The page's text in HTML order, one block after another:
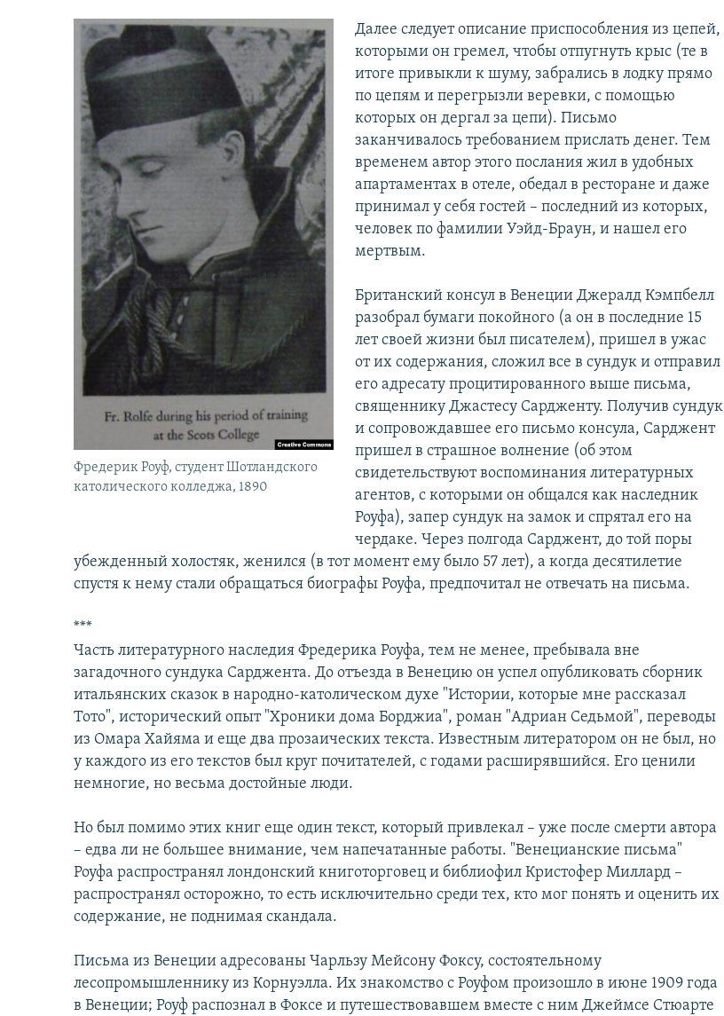
Фредерик Роуф, студент Шотландского
католического колледжа, 1890
Далее следует описание приспособления из цепей,
которыми он гремел, чтобы отпугнуть крыс (те в
итоге привыкли к шуму, забрались в лодку прямо
по цепям и перегрызли веревки, с помощью
которых он дергал за цепи). Письмо
заканчивалось требованием прислать денег. Тем
временем автор этого послания жил в удобных
апартаментах в отеле, обедал в ресторане и даже
принимал у себя гостей – последний из которых,
человек по фамилии Уэйд-Браун, и нашел его
мертвым.
Британский консул в Венеции Джералд Кэмпбелл
разобрал бумаги покойного (а он в последние 15
лет своей жизни был писателем), пришел в ужас
от их содержания, сложил все в сундук и отправил
его адресату процитированного выше письма,
священнику Джастесу Сардженту. Получив сундук
и сопровождавшее его письмо консула, Сарджент
пришел в страшное волнение (об этом
свидетельствуют воспоминания литературных
агентов, с которыми он общался как наследник
Роуфа), запер сундук на замок и спрятал его на
чердаке. Через полгода Сарджент, до той поры
убежденный холостяк, женился (в тот момент ему было 57 лет), а когда десятилетие
спустя к нему стали обращаться биографы Роуфа, предпочитал не отвечать на письма.
***
Часть литературного наследия Фредерика Роуфа, тем не менее, пребывала вне
загадочного сундука Сарджента. До отъезда в Венецию он успел опубликовать сборник
итальянских сказок в народно-католическом духе "Истории, которые мне рассказал
Тото", исторический опыт "Хроники дома Борджиа", роман "Адриан Седьмой", переводы
из Омара Хайяма и еще два прозаических текста. Известным литератором он не был, но
у каждого из его текстов был круг почитателей, с годами расширявшийся. Его ценили
немногие, но весьма достойные люди.
Но был помимо этих книг еще один текст, который привлекал – уже после смерти автора
– едва ли не большее внимание, чем напечатанные работы. "Венецианские письма"
Роуфа распространял лондонский книготорговец и библиофил Кристофер Миллард –
распространял осторожно, то есть исключительно среди тех, кто мог понять и оценить их
содержание, не поднимая скандала.
Письма из Венеции адресованы Чарльзу Мейсону Фоксу, состоятельному
лесопромышленнику из Корнуэлла. Их знакомство с Роуфом произошло в июне 1909 года
в Венеции; Роуф распознал в Фоксе и путешествовавшем вместе с ним Джеймсе Стюарте